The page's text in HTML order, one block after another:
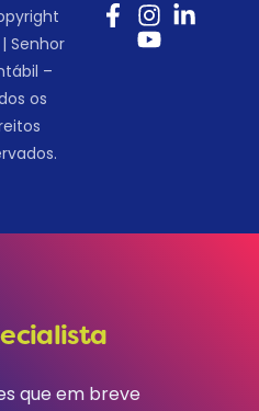
Senhor
–
os
que em breve